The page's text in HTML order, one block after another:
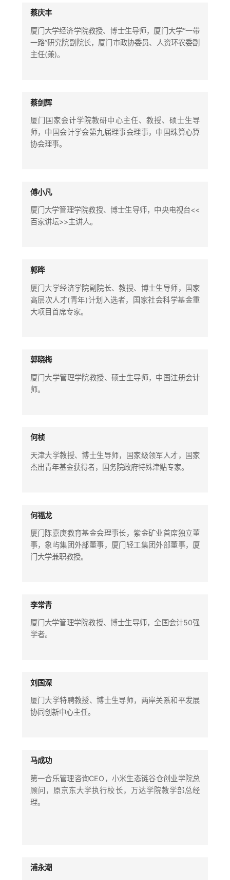
蔡庆丰
厦门大学经济学院教授、博士生导师，厦门大学“一带
一路”研究院副院长，厦门市政协委员、人资环农委副
主任(兼)。
蔡剑辉
厦门国家会计学院教研中心主任、教授、硕士生导
师，中国会计学会第九届理事会理事，中国珠算心算
协会理事。
傅小凡
厦门大学管理学院教授、博士生导师，中央电视台<<
百家讲坛>>主讲人。
郭晔
厦门大学经济学院副院长、教授、博士生导师，国家
高层次人才(青年)计划入选者，国家社会科学基金重
大项目首席专家。
郭晓梅
厦门大学管理学院教授、硕士生导师，中国注册会计
师。
何桢
天津大学教授、博士生导师，国家级领军人才，国家
杰出青年基金获得者，国务院政府特殊津贴专家。
何福龙
厦门陈嘉庚教育基金会理事长，紫金矿业首席独立董
事，象屿集团外部董事，厦门轻工集团外部董事，厦
门大学兼职教授。
李常青
厦门大学管理学院教授、博士生导师，全国会计50强
学者。
刘国深
厦门大学特聘教授、博士生导师，两岸关系和平发展
协同创新中心主任。
马成功
第一合乐管理咨询CEO，小米生态链谷仓创业学院总
顾问，原京东大学执行校长，万达学院教学部总经
理。
浦永潮